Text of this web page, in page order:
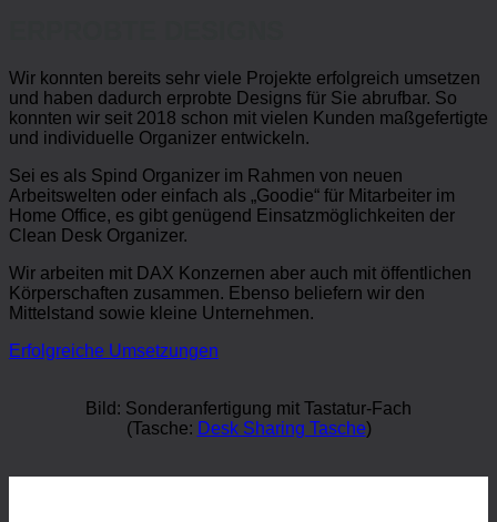
Wir konnten bereits sehr viele Projekte erfolgreich umsetzen
und haben dadurch erprobte Designs für Sie abrufbar. So
konnten wir seit 2018 schon mit vielen Kunden maßgefertigte
und individuelle Organizer entwickeln.
Sei es als Spind Organizer im Rahmen von neuen
Arbeitswelten oder einfach als „Goodie“ für Mitarbeiter im
Home Office, es gibt genügend Einsatzmöglichkeiten der
Clean Desk Organizer.
Wir arbeiten mit DAX Konzernen aber auch mit öffentlichen
Körperschaften zusammen. Ebenso beliefern wir den
Mittelstand sowie kleine Unternehmen.
Erfolgreiche Umsetzungen
Bild: Sonderanfertigung mit Tastatur-Fach
(Tasche: Desk Sharing Tasche)